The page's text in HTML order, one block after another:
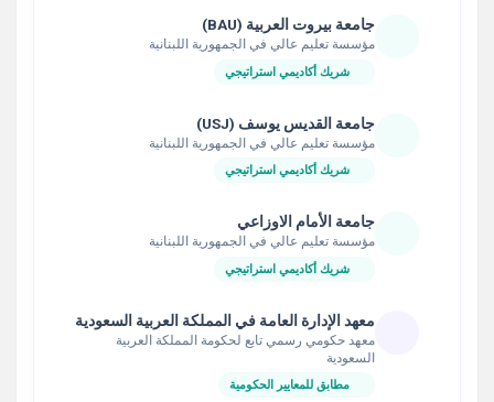
جامعة بيروت العربية (BAU)
مؤسسة تعليم عالي في الجمهورية اللبنانية
شريك أكاديمي استراتيجي
جامعة القديس يوسف (USJ)
مؤسسة تعليم عالي في الجمهورية اللبنانية
شريك أكاديمي استراتيجي
جامعة الأمام الاوزاعي
مؤسسة تعليم عالي في الجمهورية اللبنانية
شريك أكاديمي استراتيجي
معهد الإدارة العامة في المملكة العربية السعودية
معهد حكومي رسمي تابع لحكومة المملكة العربية
السعودية
مطابق للمعايير الحكومية